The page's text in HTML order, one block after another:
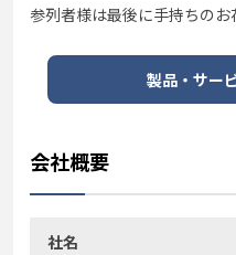
参列者様は最後に手持ちのお
製品・サー
会社概要
社名